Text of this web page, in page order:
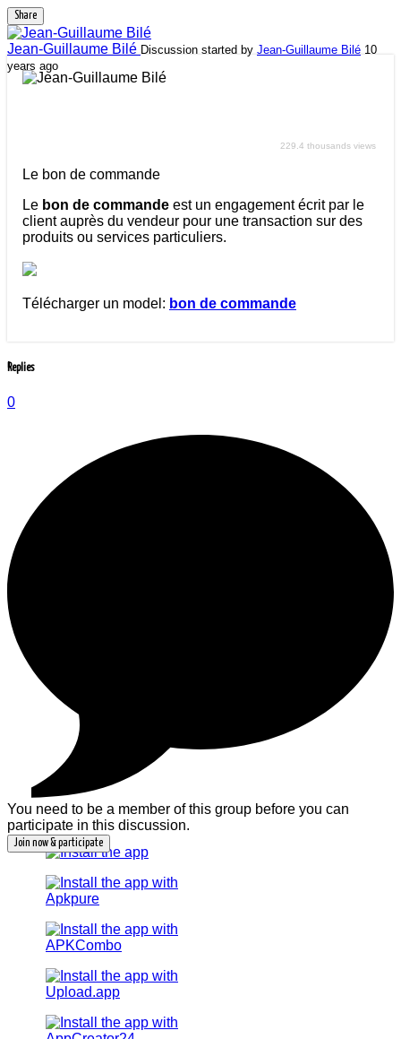
Share
Jean-Guillaume Bilé Discussion started by Jean-Guillaume Bilé 10
years ago
229.4 thousands views
Le bon de commande
Le bon de commande est un engagement écrit par le
client auprès du vendeur pour une transaction sur des
produits ou services particuliers.
Télécharger un model: bon de commande
Replies
0
You need to be a member of this group before you can
participate in this discussion.